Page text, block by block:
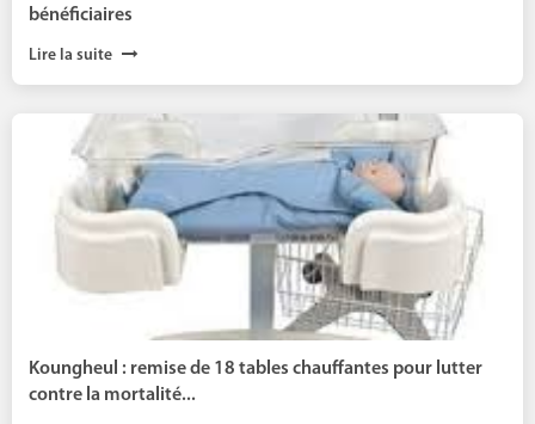
bénéficiaires
Lire la suite
Koungheul : remise de 18 tables chauffantes pour lutter
contre la mortalité...